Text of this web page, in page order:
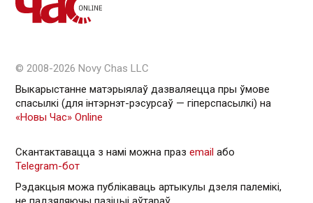
© 2008-2026 Novy Chas LLC
Выкарыстанне матэрыялаў дазваляецца пры ўмове
спасылкі (для інтэрнэт-рэсурсаў — гiперспасылкi) на
«Новы Час» Online
Скантактавацца з намі можна праз email або
Telegram-бот
Рэдакцыя можа публікаваць артыкулы дзеля палемікі,